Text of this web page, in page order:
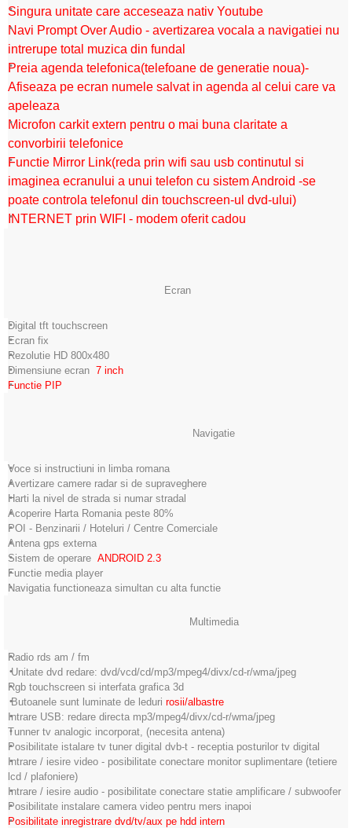
Singura unitate care acceseaza nativ Youtube
Navi Prompt Over Audio - avertizarea vocala a navigatiei nu
intrerupe total muzica din fundal
Preia agenda telefonica(telefoane de generatie noua)-
Afiseaza pe ecran numele salvat in agenda al celui care va
apeleaza
Microfon carkit extern pentru o mai buna claritate a
convorbirii telefonice
Functie Mirror Link(reda prin wifi sau usb continutul si
imaginea ecranului a unui telefon cu sistem Android -se
poate controla telefonul din touchscreen-ul dvd-ului)
INTERNET prin WIFI - modem oferit cadou
Ecran
Digital tft touchscreen
Ecran fix
Rezolutie HD 800x480
Dimensiune ecran 7 inch
Functie PIP
Navigatie
Voce si instructiuni in limba romana
Avertizare camere radar si de supraveghere
Harti la nivel de strada si numar stradal
Acoperire Harta Romania peste 80%
POI - Benzinarii / Hoteluri / Centre Comerciale
Antena gps externa
Sistem de operare ANDROID 2.3
Functie media player
Navigatia functioneaza simultan cu alta functie
Multimedia
Radio rds am / fm
Unitate dvd redare: dvd/vcd/cd/mp3/mpeg4/divx/cd-r/wma/jpeg
Rgb touchscreen si interfata grafica 3d
Butoanele sunt luminate de leduri rosii/albastre
Intrare USB: redare directa mp3/mpeg4/divx/cd-r/wma/jpeg
Tunner tv analogic incorporat, (necesita antena)
Posibilitate istalare tv tuner digital dvb-t - receptia posturilor tv digital
Intrare / iesire video - posibilitate conectare monitor suplimentare (tetiere
lcd / plafoniere)
Intrare / iesire audio - posibilitate conectare statie amplificare / subwoofer
Posibilitate instalare camera video pentru mers inapoi
Posibilitate inregistrare dvd/tv/aux pe hdd intern